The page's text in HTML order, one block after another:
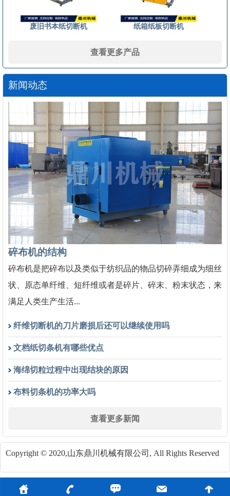
废旧书本纸切断机 纸箱纸板切断机
查看更多产品
新闻动态
碎布机的结构
碎布机是把碎布以及类似于纺织品的物品切碎弄细成为细丝
状、原态单纤维、短纤维或者是碎片、碎末、粉末状态，来
满足人类生产生活...
纤维切断机的刀片磨损后还可以继续使用吗
文档纸切条机有哪些优点
海绵切粒过程中出现结块的原因
布料切条机的功率大吗
查看更多新闻
Copyright © 2020,山东鼎川机械有限公司, All Rights Reserved